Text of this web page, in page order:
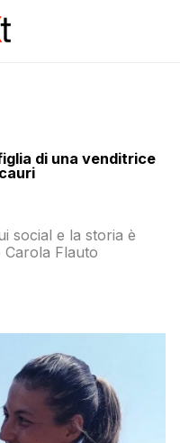
di una venditrice
social e la storia è
Flauto